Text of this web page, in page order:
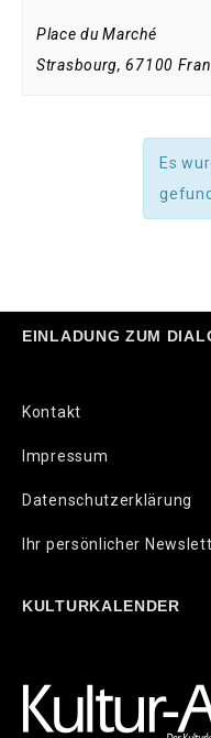
Place du Marché
Strasbourg, 67100
Es
EINLADUNG ZUM
Kontakt
Impressum
Datenschutzerklärung
Ihr persönlicher
KULTURKALENDER